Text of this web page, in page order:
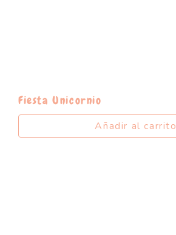
Fiesta Unicornio
Añadir al carrito